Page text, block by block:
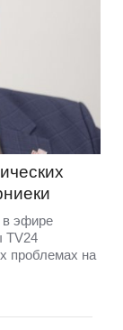
в эфире
TV24
проблемах на